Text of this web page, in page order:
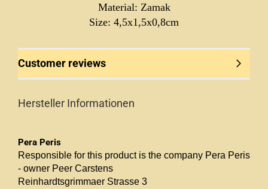
Material: Zamak
Size: 4,5x1,5x0,8cm
Customer reviews
Hersteller Informationen
Pera Peris
Responsible for this product is the company Pera Peris
- owner Peer Carstens
Reinhardtsgrimmaer Strasse 3